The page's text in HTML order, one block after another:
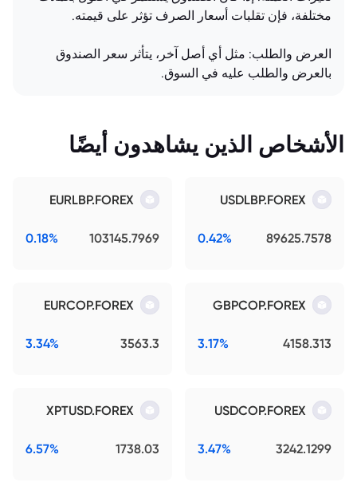
مختلفة، فإن تقلبات أسعار الصرف تؤثر على قيمته.
العرض والطلب: مثل أي أصل آخر، يتأثر سعر الصندوق
بالعرض والطلب عليه في السوق.
الأشخاص الذين يشاهدون أيضًا
USDLBP.FOREX
89625.7578
0.42%
EURLBP.FOREX
103145.7969
0.18%
GBPCOP.FOREX
4158.313
3.17%
EURCOP.FOREX
3563.3
3.34%
USDCOP.FOREX
3242.1299
3.47%
XPTUSD.FOREX
1738.03
6.57%